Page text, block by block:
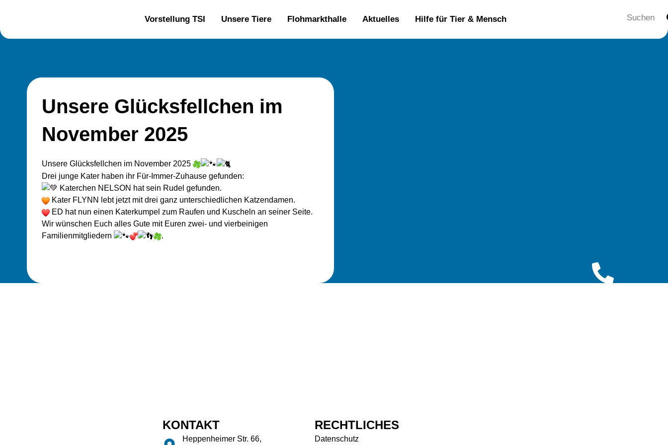
springen
Vorstellung TSI Unsere Tiere Flohmarkthalle Aktuelles Hilfe für Tier & Mensch
Unsere Glücksfellchen im
November 2025
Unsere Glücksfellchen im November 2025
Drei junge Kater haben ihr Für-Immer-Zuhause gefunden:
Katerchen NELSON hat sein Rudel gefunden.
Kater FLYNN lebt jetzt mit drei ganz unterschiedlichen Katzendamen.
ED hat nun einen Katerkumpel zum Raufen und Kuscheln an seiner Seite.
Wir wünschen Euch alles Gute mit Euren zwei- und vierbeinigen
Familienmitgliedern
.
KONTAKT
Heppenheimer Str. 66,
RECHTLICHES
Datenschutz